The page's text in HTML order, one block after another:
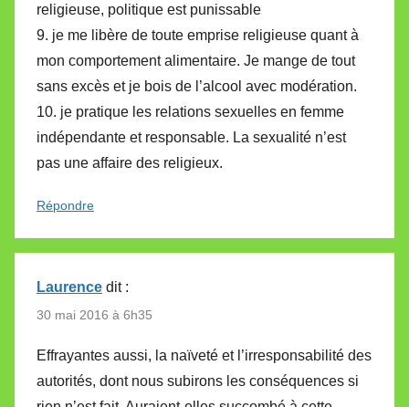
religieuse, politique est punissable
9. je me libère de toute emprise religieuse quant à
mon comportement alimentaire. Je mange de tout
sans excès et je bois de l’alcool avec modération.
10. je pratique les relations sexuelles en femme
indépendante et responsable. La sexualité n’est
pas une affaire des religieux.
Répondre
Laurence dit :
30 mai 2016 à 6h35
Effrayantes aussi, la naïveté et l’irresponsabilité des
autorités, dont nous subirons les conséquences si